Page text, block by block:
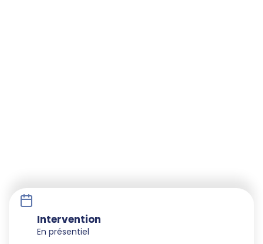
Intervention
En présentiel